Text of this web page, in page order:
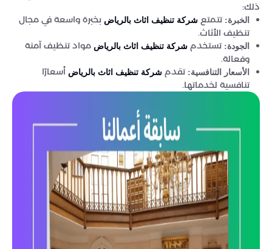
ذلك:
الخبرة: تتمتع شركة تنظيف اثاث بالرياض بخبرة واسعة في مجال
تنظيف الأثاث.
الجودة: تستخدم شركة تنظيف اثاث بالرياض مواد تنظيف آمنة
وفعالة.
الأسعار التنافسية: تقدم شركة تنظيف اثاث بالرياض أسعارًا
تنافسية لخدماتها.